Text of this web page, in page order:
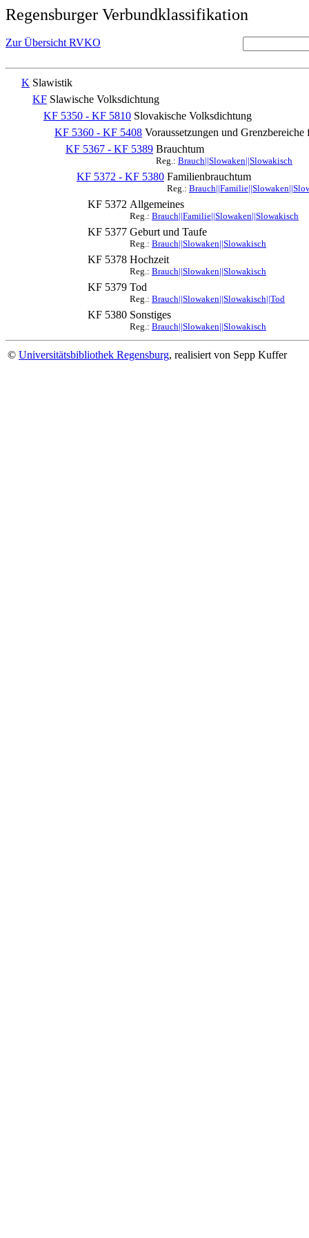
Regensburger Verbundklassifikation
Zur Übersicht RVKO
K Slawistik
KF Slawische Volksdichtung
KF 5350 - KF 5810 Slovakische Volksdichtung
KF 5360 - KF 5408 Voraussetzungen und
KF 5367 - KF 5389 Brauchtum
Reg.: Brauch||Slowaken||Slowakisch
KF 5372 - KF 5380 Familienbrauchtum
Reg.:
KF 5372 Allgemeines
Reg.: Brauch||Familie||Slowaken||Slowakisch
KF 5377 Geburt und Taufe
Reg.: Brauch||Slowaken||Slowakisch
KF 5378 Hochzeit
Reg.: Brauch||Slowaken||Slowakisch
KF 5379 Tod
Reg.: Brauch||Slowaken||Slowakisch||Tod
KF 5380 Sonstiges
Reg.: Brauch||Slowaken||Slowakisch
© Universitätsbibliothek Regensburg, realisiert von Sepp Kuffer